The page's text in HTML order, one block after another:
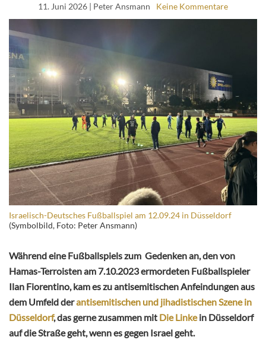
11. Juni 2026 | Peter Ansmann Keine Kommentare
Israelisch-Deutsches Fußballspiel am 12.09.24 in Düsseldorf
(Symbolbild, Foto: Peter Ansmann)
Während eine Fußballspiels zum Gedenken an, den von
Hamas-Terroisten am 7.10.2023 ermordeten Fußballspieler
Ilan Fiorentino, kam es zu antisemitischen Anfeindungen aus
dem Umfeld derantisemitischen und jihadistischen Szene in
Düsseldorf, das gerne zusammen mit Die Linkein Düsseldorf
auf die Straße geht, wenn es gegen Israel geht.